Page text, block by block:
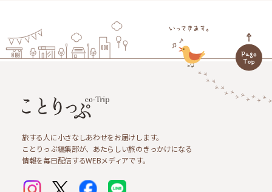
旅する人に小さなしあわせをお届けします。
ことりっぷ編集部が、あたらしい旅のきっかけになる
情報を毎日配信するWEBメディアです。